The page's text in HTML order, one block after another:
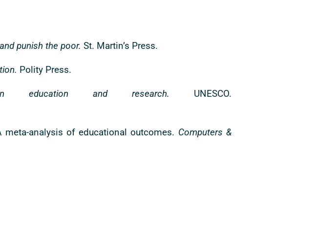
punish the poor. St. Martin’s Press.
Polity Press.
and research. UNESCO.
meta-analysis of educational outcomes. Computers &